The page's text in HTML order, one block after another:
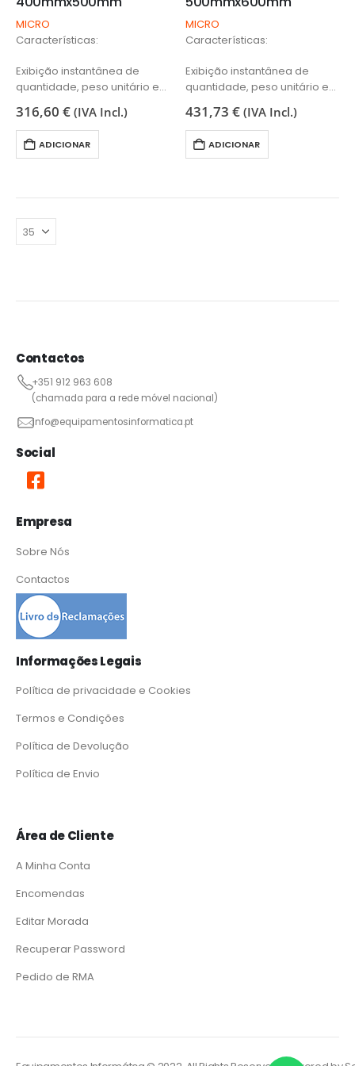
MICRO
Características:
Exibição instantânea de
quantidade, peso unitário e
Potência do Indicador:
Bateria Recarregável / Rede
Placa superior em aço
de…
316,60 € (IVA Incl.)
ADICIONAR
MICRO
Características:
Exibição instantânea de
quantidade, peso unitário e
Potência do Indicador:
Bateria Recarregável / Rede
Placa superior em aço
de…
431,73 € (IVA Incl.)
ADICIONAR
Contactos
+351 912 963 608
(chamada para a rede móvel nacional)
info@equipamentosinformatica.pt
Social
Empresa
Sobre Nós
Contactos
Informações Legais
Política de privacidade e Cookies
Termos e Condições
Política de Devolução
Política de Envio
Área de Cliente
A Minha Conta
Encomendas
Editar Morada
Recuperar Password
Pedido de RMA